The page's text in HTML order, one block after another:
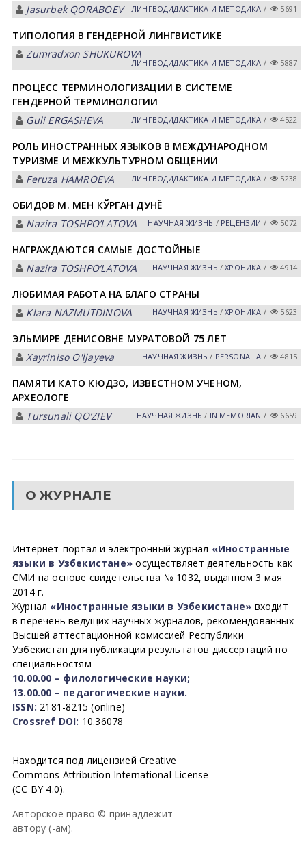
Jasurbek QORАBOEV
ЛИНГВОДИДАКТИКА И МЕТОДИКА / 5691
ТИПОЛОГИЯ В ГЕНДЕРНОЙ ЛИНГВИСТИКЕ
Zumradxon SHUKUROVА
ЛИНГВОДИДАКТИКА И МЕТОДИКА / 5887
ПРОЦЕСС ТЕРМИНОЛОГИЗАЦИИ В СИСТЕМЕ
ГЕНДЕРНОЙ ТЕРМИНОЛОГИИ
Guli ERGАSHEVА
ЛИНГВОДИДАКТИКА И МЕТОДИКА / 4522
РОЛЬ ИНОСТРАННЫХ ЯЗЫКОВ В МЕЖДУНАРОДНОМ
ТУРИЗМЕ И МЕЖКУЛЬТУРНОМ ОБЩЕНИИ
Feruza HАMROEVА
ЛИНГВОДИДАКТИКА И МЕТОДИКА / 5238
ОБИДОВ М. МЕН КЎРГАН ДУНЁ
Nazira TOSHPOʼLАTOVА
НАУЧНАЯ ЖИЗНЬ / РЕЦЕНЗИИ / 5072
НАГРАЖДАЮТСЯ САМЫЕ ДОСТОЙНЫЕ
Nazira TOSHPOʼLАTOVА
НАУЧНАЯ ЖИЗНЬ /ХРОНИКА / 4914
ЛЮБИМАЯ РАБОТА НА БЛАГО СТРАНЫ
Klara NАZMUTDINOVА
НАУЧНАЯ ЖИЗНЬ /ХРОНИКА / 5623
ЭЛЬМИРЕ ДЕНИСОВНЕ МУРАТОВОЙ 75 ЛЕТ
Xayriniso O'ljayeva
НАУЧНАЯ ЖИЗНЬ / PERSONALIA / 4815
ПАМЯТИ КАТО КЮДЗО, ИЗВЕСТНОМ УЧЕНОМ,
АРХЕОЛОГЕ
Tursunali QOʼZIEV
НАУЧНАЯ ЖИЗНЬ / IN MEMORIAN / 6659
О ЖУРНАЛЕ
Интернет-портал и электронный журнал «Иностранные
языки в Узбекистане» осуществляет деятельность как
СМИ на основе свидетельства № 1032, выданном 3 мая
2014 г.
Журнал «Иностранные языки в Узбекистане» входит
в перечень ведущих научных журналов, рекомендованных
Высшей аттестационной комиссией Республики
Узбекистан для публикации результатов диссертаций по
специальностям
10.00.00 – филологические науки;
13.00.00 – педагогические науки.
ISSN: 2181-8215 (online)
Crossref DOI: 10.36078
Находится под лицензией Creative
Commons Attribution International License
(CC BY 4.0).
Авторское право © принадлежит
автору (-ам).